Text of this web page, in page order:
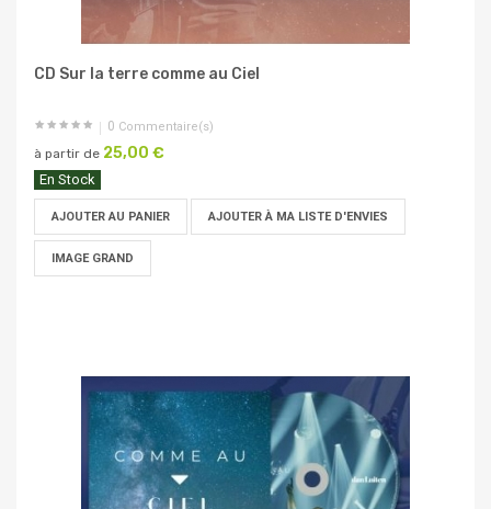
CD Sur la terre comme au Ciel
0 Commentaire(s)
à partir de 25,00 €
En Stock
AJOUTER AU PANIER AJOUTER À MA LISTE D'ENVIES
IMAGE GRAND